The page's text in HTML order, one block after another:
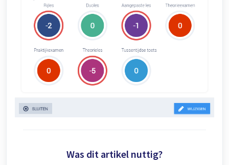
Was dit artikel nuttig?